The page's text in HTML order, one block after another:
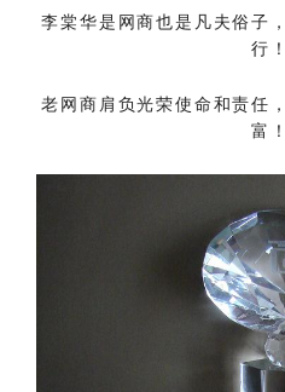
李棠华是网商也是凡夫俗子
行！
老网商肩负光荣使命和责任
富！